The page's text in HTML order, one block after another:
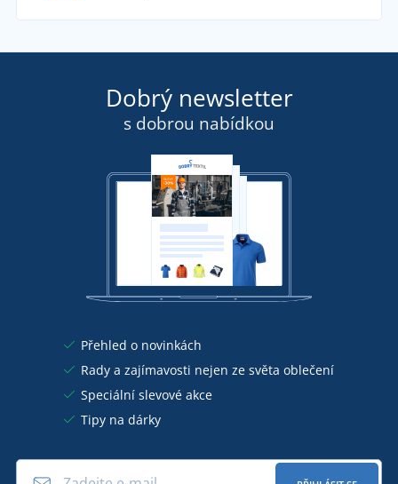
Dobrý newsletter
s dobrou nabídkou
Přehled o novinkách
Rady a zajímavosti nejen ze světa oblečení
Speciální slevové akce
Tipy na dárky